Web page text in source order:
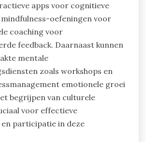
apps voor cognitieve
oefeningen voor
coaching voor
feedback. Daarnaast kunnen
mentale
zoals workshops en
emotionele groei
begrijpen van culturele
voor effectieve
participatie in deze